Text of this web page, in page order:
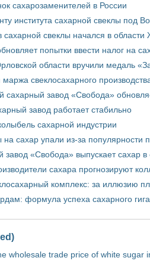
сахарозаменителей в России
института сахарной свеклы под
сахарной свеклы начался в области
попытки ввести налог на
области вручили медаль
свеклосахарного
сахарный завод «Свобода»
завод работает стабильно
сахарной индустрии
сахар упали из-за популярности
завод «Свобода» выпускает сахар в
сахара прогнозируют
комплекс: за иллюзию
формула успеха сахарного
wholesale trade price of white sugar